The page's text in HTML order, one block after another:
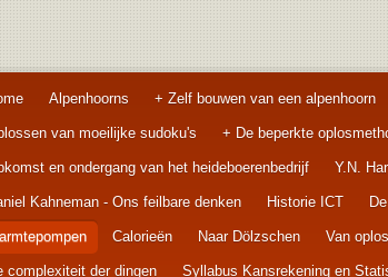
Alpenhoorns + Zelf bouwen van een alpenhoorn
van moeilijke sudoku's + De beperkte
en ondergang van het heideboerenbedrijf Y.N.
Kahneman - Ons feilbare denken Historie ICT
Calorieën Naar Dölzschen Van
complexiteit der dingen Syllabus Kansrekening en